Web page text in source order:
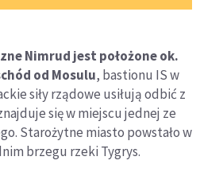
Nimrud jest położone ok.
od Mosulu, bastionu IS w
siły rządowe usiłują odbić z
się w miejscu jednej ze
Starożytne miasto powstało w
brzegu rzeki Tygrys.